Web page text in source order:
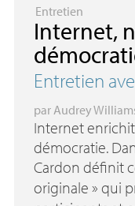
Entretien
Internet,
Entretien
parAudrey
Internet
démocratie.
Cardon définit
originale » qui